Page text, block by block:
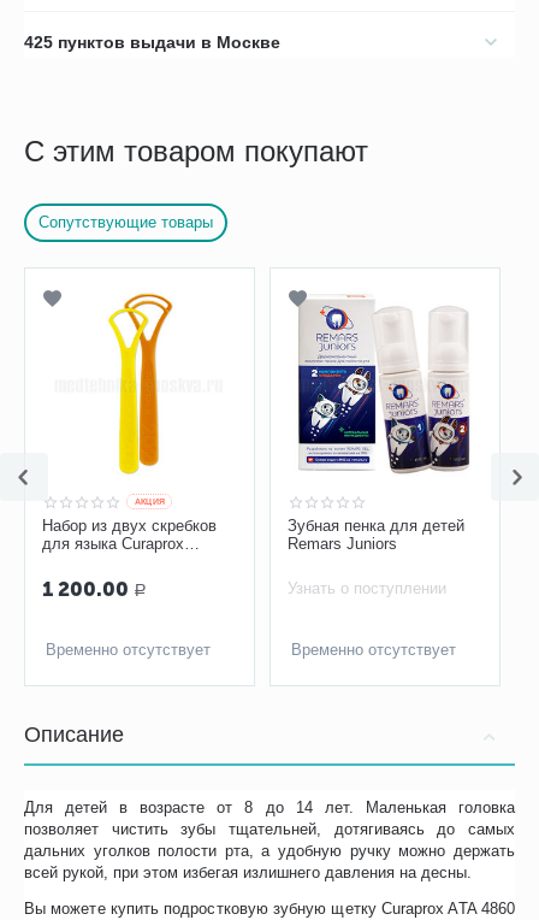
425 пунктов выдачи в Москве
С этим товаром покупают
Сопутствующие товары
AКЦИЯ
Набор из двух скребков
для языка Curaprox
1 200.00 Р
Временно отсутствует
Зубная пенка для детей
Remars Juniors
Узнать о поступлении
Временно отсутствует
Описание
Для детей в возрасте от 8 до 14 лет. Маленькая головка
позволяет чистить зубы тщательней, дотягиваясь до самых
дальних уголков полости рта, а удобную ручку можно держать
всей рукой, при этом избегая излишнего давления на десны.
Вы можете купить подростковую зубную щетку Curaprox ATA 4860